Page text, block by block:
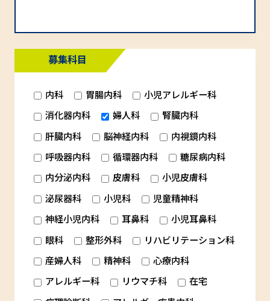
募集科目
内科 胃腸内科
小児アレルギー科
消化器内科
婦人科
腎臓内科
肝臓内科
脳神経内科
内視鏡内科
呼吸器内科
循環器内科
糖尿病内科
内分泌内科
皮膚科
小児皮膚科
泌尿器科
小児科
児童精神科
神経小児内科
耳鼻科
小児耳鼻科
眼科
整形外科
リハビリテーション科
産婦人科
精神科
心療内科
アレルギー科
リウマチ科
在宅